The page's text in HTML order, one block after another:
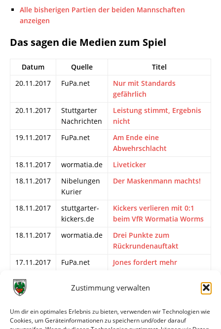
Zustimmung verwalten
Um dir ein optimales Erlebnis zu bieten, verwenden wir Technologien wie
Cookies, um Geräteinformationen zu speichern und/oder darauf
Alle bisherigen Partien der beiden Mannschaften
anzeigen
Das sagen die Medien zum Spiel
Datum Quelle
Titel
20.11.2017
FuPa.net
Nur mit Standards
gefährlich
20.11.2017
Stuttgarter
Nachrichten
Leistung stimmt, Ergebnis
nicht
19.11.2017
FuPa.net
Am Ende eine
Abwehrschlacht
18.11.2017
wormatia.de
Liveticker
18.11.2017
Nibelungen
Kurier
Der Maskenmann machts!
18.11.2017
stuttgarter-
kickers.de
Kickers verlieren mit 0:1
beim VfR Wormatia Worms
18.11.2017
wormatia.de
Drei Punkte zum
Rückrundenauftakt
17.11.2017
FuPa.net
Jones fordert mehr
17.11.2017
Stuttgarter
Kickers wollen ihren
16.11.2017
Stuttgarter
Stuttgarter Kickers: Die